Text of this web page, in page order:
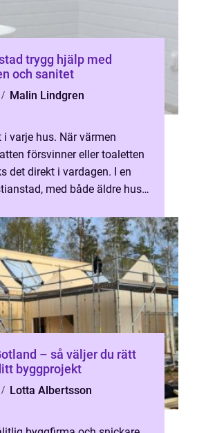
med
och sanitet
Malin Lindgren
i varje hus. När värmen
försvinner eller toaletten
det direkt i vardagen. I en
med både äldre hus,
– så väljer du rätt
byggprojekt
Lotta Albertsson